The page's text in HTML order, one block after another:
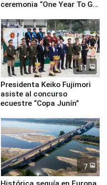
ceremonia “One Year To Go
11
Presidenta Keiko Fujimori
asiste al concurso
ecuestre “Copa Junín”
7